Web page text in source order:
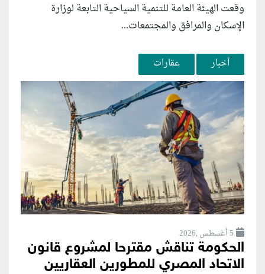
وقعت الهيئة العامة للتنمية السياحية التابعة لوزارة
الإسكان والمرافق والمجتمعات...
أخبار عقارات
5 أغسطس ,2026
الحكومة تناقش مقترحا لمشروع قانون
الاتحاد المصري للمطورين العقاريين